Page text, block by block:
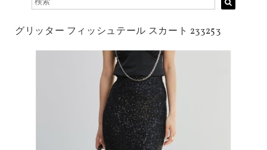
グリッター フィッシュテール スカート 233253